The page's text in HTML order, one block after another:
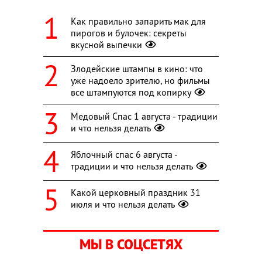
Как правильно запарить мак для
пирогов и булочек: секреты
вкусной выпечки
Злодейские штампы в кино: что
уже надоело зрителю, но фильмы
все штампуются под копирку
Медовый Спас 1 августа - традиции
и что нельзя делать
Яблочный спас 6 августа -
традиции и что нельзя делать
Какой церковный праздник 31
июля и что нельзя делать
МЫ В СОЦСЕТЯХ